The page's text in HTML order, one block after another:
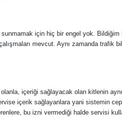
için hiç bir engel yok. Bildiğim
mevcut. Aynı zamanda trafik
içeriği sağlayacak olan kitlenin
içerik sağlayanlara yani sistemin
bu izni vermediği halde servisi